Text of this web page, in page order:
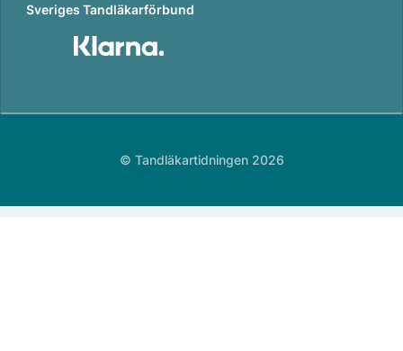
Sveriges Tandläkarförbund
© Tandläkartidningen 2026